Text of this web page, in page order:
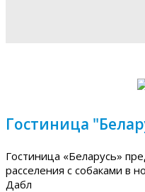
Гостиница
Гостиница «Беларусь»
расселения с собаками в
Дабл